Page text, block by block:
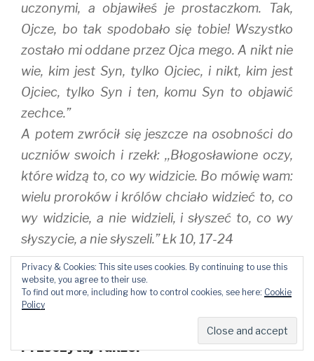
uczonymi, a objawiłeś je prostaczkom. Tak,
Ojcze, bo tak spodobało się tobie! Wszystko
zostało mi oddane przez Ojca mego. A nikt nie
wie, kim jest Syn, tylko Ojciec, i nikt, kim jest
Ojciec, tylko Syn i ten, komu Syn to objawić
zechce.”
A potem zwrócił się jeszcze na osobności do
uczniów swoich i rzekł: ,,Błogosławione oczy,
które widzą to, co wy widzicie. Bo mówię wam:
wielu proroków i królów chciało widzieć to, co
wy widzicie, a nie widzieli, i słyszeć to, co wy
słyszycie, a nie słyszeli.” Łk 10, 17-24
Share this:
t t t
Przeczytaj Także:
Privacy & Cookies: This site uses cookies. By continuing to use this
website, you agree to their use.
To find out more, including how to control cookies, see here: Cookie
Policy